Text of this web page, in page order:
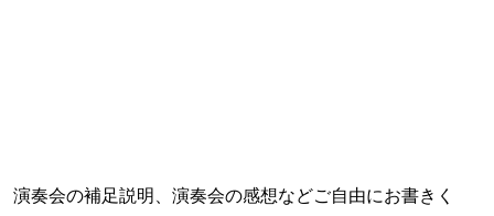
演奏会の補足説明、演奏会の感想などご自由にお書きく